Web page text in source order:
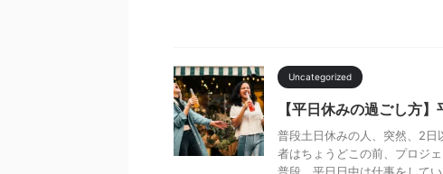
Uncategorized
【平日休みの過ごし方
普段土日休みの人、突然、2
者はちょうどこの前、プロジ